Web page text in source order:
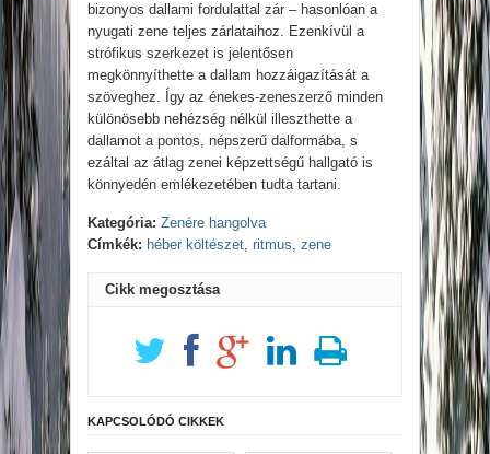
bizonyos dallami fordulattal zár – hasonlóan a
nyugati zene teljes zárlataihoz. Ezenkívül a
strófikus szerkezet is jelentősen
megkönnyíthette a dallam hozzáigazítását a
szöveghez. Így az énekes-zeneszerző minden
különösebb nehézség nélkül illeszthette a
dallamot a pontos, népszerű dalformába, s
ezáltal az átlag zenei képzettségű hallgató is
könnyedén emlékezetében tudta tartani.
Kategória: Zenére hangolva
Címkék: héber költészet, ritmus, zene
Cikk megosztása
KAPCSOLÓDÓ CIKKEK